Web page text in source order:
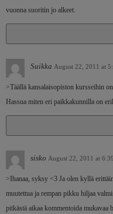
vuonna suoritin jo alkeet.
Suikka August 22, 2011 at
>Täällä kansalaisopiston kursseihin
Hassua miten eri paikkakunnilla on
sisko August 22, 2011 at
>Ihanaa, syksy <3 Ja olen kyllä
muutettua ja rempan pikku hiljaa
pitkästä aikaa kommentoida